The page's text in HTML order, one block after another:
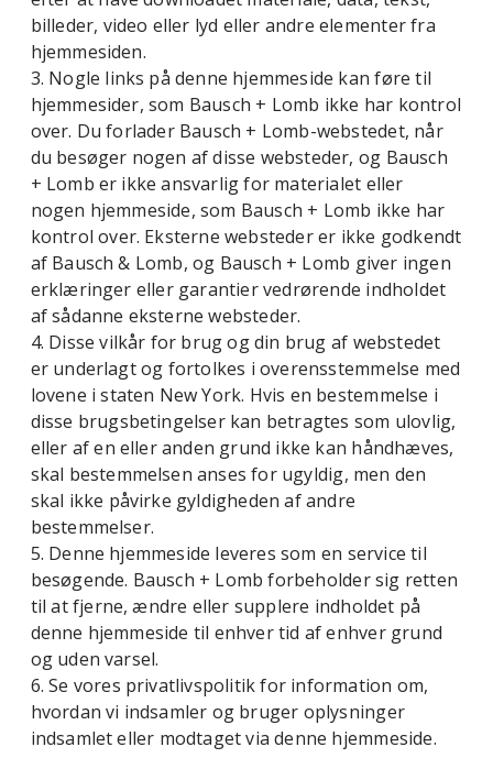
billeder, video eller lyd eller andre elementer fra
hjemmesiden.
3. Nogle links på denne hjemmeside kan føre til
hjemmesider, som Bausch + Lomb ikke har kontrol
over. Du forlader Bausch + Lomb-webstedet, når
du besøger nogen af ​​disse websteder, og Bausch
+ Lomb er ikke ansvarlig for materialet eller
nogen hjemmeside, som Bausch + Lomb ikke har
kontrol over. Eksterne websteder er ikke godkendt
af Bausch & Lomb, og Bausch + Lomb giver ingen
erklæringer eller garantier vedrørende indholdet
af sådanne eksterne websteder.
4. Disse vilkår for brug og din brug af webstedet
er underlagt og fortolkes i overensstemmelse med
lovene i staten New York. Hvis en bestemmelse i
disse brugsbetingelser kan betragtes som ulovlig,
eller af en eller anden grund ikke kan håndhæves,
skal bestemmelsen anses for ugyldig, men den
skal ikke påvirke gyldigheden af ​​andre
bestemmelser.
5. Denne hjemmeside leveres som en service til
besøgende. Bausch + Lomb forbeholder sig retten
til at fjerne, ændre eller supplere indholdet på
denne hjemmeside til enhver tid af enhver grund
og uden varsel.
6. Se vores privatlivspolitik for information om,
hvordan vi indsamler og bruger oplysninger
indsamlet eller modtaget via denne hjemmeside.